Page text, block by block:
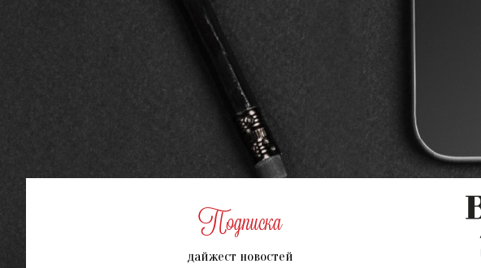
Подписка
дайжест новостей